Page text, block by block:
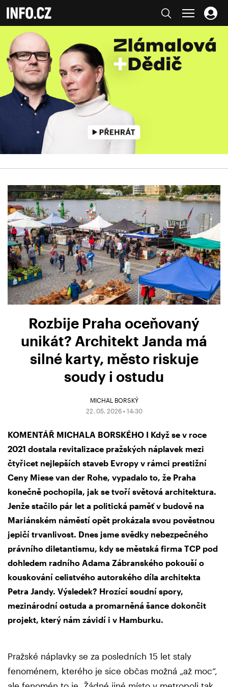
Rozbije Praha oceňovaný
unikát? Architekt Janda má
silné karty, město riskuje
soudy i ostudu
MICHAL BORSKÝ
22. 05. 2026 • 14:30
KOMENTÁŘ MICHALA BORSKÉHO I Když se v roce
2021 dostala revitalizace pražských náplavek mezi
čtyřicet nejlepších staveb Evropy v rámci prestižní
Ceny Miese van der Rohe, vypadalo to, že Praha
konečně pochopila, jak se tvoří světová architektura.
Jenže stačilo pár let a politická paměť v budově na
Mariánském náměstí opět prokázala svou pověstnou
jepičí trvanlivost. Dnes jsme svědky nebezpečného
právního diletantismu, kdy se městská firma TCP pod
dohledem radního Adama Zábranského pokouší o
kouskování celistvého autorského díla architekta
Petra Jandy. Výsledek? Hrozící soudní spory,
mezinárodní ostuda a promarněná šance dokončit
projekt, který nám závidí i v Hamburku.
Pražské náplavky se za posledních 15 let staly
fenoménem, kterého je sice občas možná „až moc“,